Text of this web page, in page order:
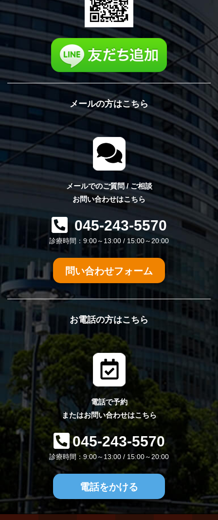
メールの方はこちら
メールでのご質問 / ご相談
お問い合わせはこちら
045-243-5570
診療時間：9:00～13:00 / 15:00～20:00
問い合わせフォーム
お電話の方はこちら
電話で予約
またはお問い合わせはこちら
045-243-5570
診療時間：9:00～13:00 / 15:00～20:00
電話をかける